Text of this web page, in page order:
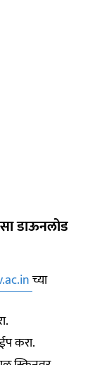
डाऊनलोड
च्या
करा.